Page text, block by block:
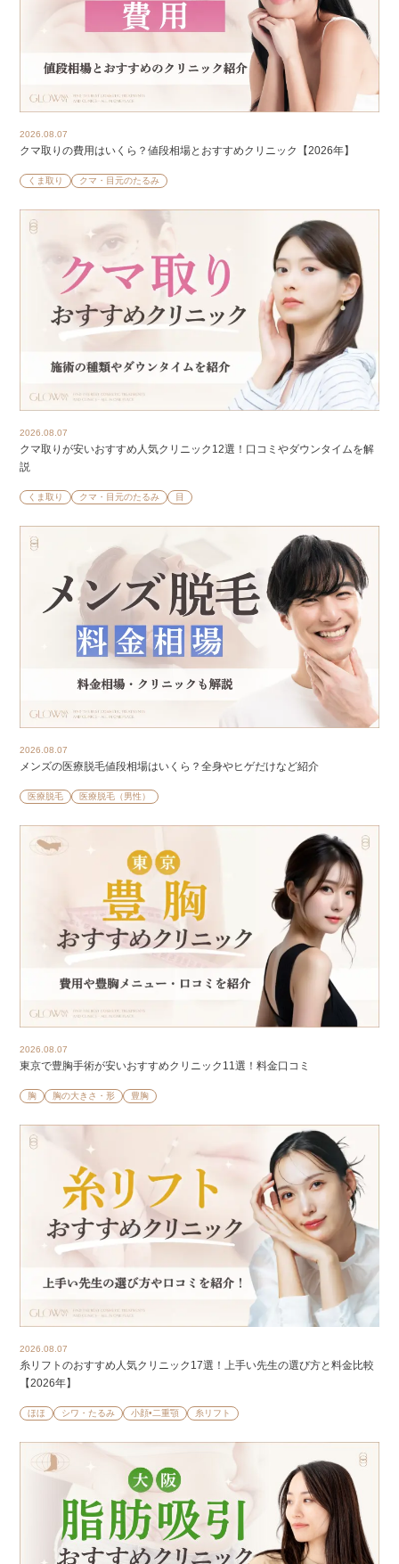
2026.08.07
クマ取りの費用はいくら？値段相場とおすすめクリニック【2026年】
くま取り クマ・目元のたるみ
2026.08.07
クマ取りが安いおすすめ人気クリニック12選！口コミやダウンタイムを解
説
くま取り クマ・目元のたるみ 目
2026.08.07
メンズの医療脱毛値段相場はいくら？全身やヒゲだけなど紹介
医療脱毛 医療脱毛（男性）
2026.08.07
東京で豊胸手術が安いおすすめクリニック11選！料金口コミ
胸 胸の大きさ・形 豊胸
2026.08.07
糸リフトのおすすめ人気クリニック17選！上手い先生の選び方と料金比較
【2026年】
ほほ シワ・たるみ 小顔•二重顎 糸リフト